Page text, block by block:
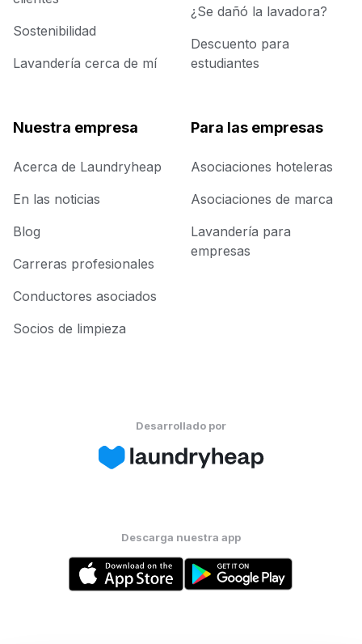
Sostenibilidad
Lavandería cerca de mí
¿Se dañó la lavadora?
Descuento para
estudiantes
Nuestra empresa
Acerca de Laundryheap
En las noticias
Blog
Carreras profesionales
Conductores asociados
Socios de limpieza
Para las empresas
Asociaciones hoteleras
Asociaciones de marca
Lavandería para
empresas
Desarrollado por
Descarga nuestra app